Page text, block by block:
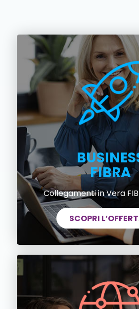
FIBRA
Collegamenti in Vera
SCOPRI